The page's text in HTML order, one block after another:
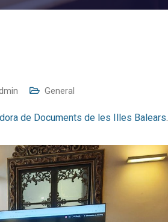
General
de Documents de les Illes Balears.